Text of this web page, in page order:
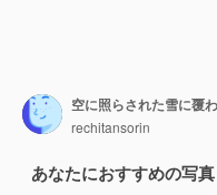
空に照らされた雪に覆
rechitansorin
あなたにおすすめの写真